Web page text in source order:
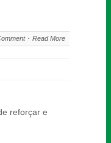
Read More
reforçar e